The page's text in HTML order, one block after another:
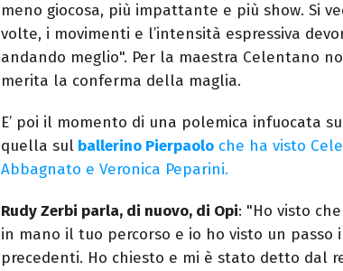
meno giocosa, più impattante e più show. Si
volte, i movimenti e l’intensità espressiva
andando meglio". Per la maestra Celentano
merita la conferma della maglia.
E’ poi il momento di una polemica infuocata
quella sul ballerino Pierpaolo che ha visto
Abbagnato e Veronica Peparini.
Rudy Zerbi parla, di nuovo, di Opi: "Ho visto
in mano il tuo percorso e io ho visto un
precedenti. Ho chiesto e mi è stato detto dal